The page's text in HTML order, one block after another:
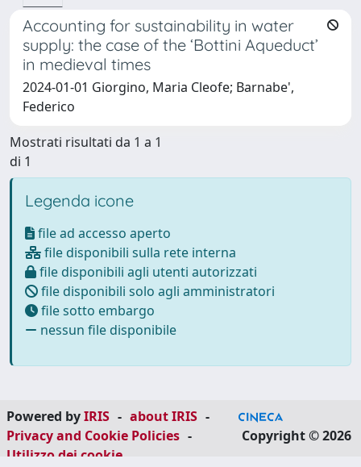
Accounting for sustainability in water
supply: the case of the ‘Bottini Aqueduct’
in medieval times
2024-01-01 Giorgino, Maria Cleofe; Barnabe',
Federico
Mostrati risultati da 1 a 1
di 1
Legenda icone
file ad accesso aperto
file disponibili sulla rete interna
file disponibili agli utenti autorizzati
file disponibili solo agli amministratori
file sotto embargo
nessun file disponibile
Powered byIRIS - about IRIS -
Privacy and Cookie Policies -
Utilizzo dei cookie
Copyright © 2026